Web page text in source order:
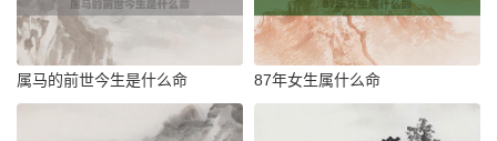
属马的前世今生是什么命 87年女生属什么命